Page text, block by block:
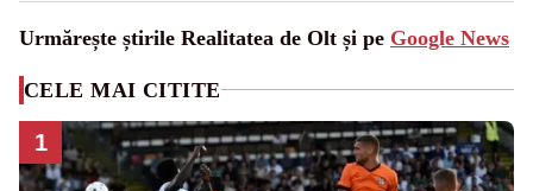
Urmărește știrile Realitatea de Olt și pe Google News
CELE MAI CITITE
1